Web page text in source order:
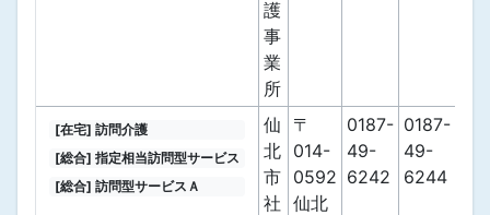
護
事
業
所
[在宅] 訪問介護
[総合] 指定相当訪問型サービス
[総合] 訪問型サービスＡ
仙
北
市
社
〒
014-
0592
仙北
0187-
49-
6242
0187-
49-
6244